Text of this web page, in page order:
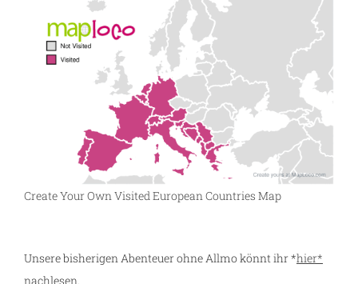
Create Your Own Visited European Countries Map
Unsere bisherigen Abenteuer ohne Allmo könnt ihr *hier*
nachlesen.